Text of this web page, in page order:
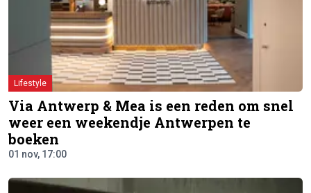
Lifestyle
Via Antwerp & Mea is een reden om snel
weer een weekendje Antwerpen te
boeken
01 nov, 17:00